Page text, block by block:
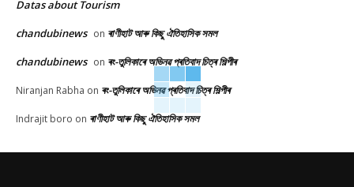
Datas about Tourism
chandubinews on ৰাণীহাট আৰু কিছু ঐতিহাসিক সমল
chandubinews on ৰং-তুলিকাৰে অভিনৱ প্ৰতিবাদ চিত্ৰ শিল্পীৰ
Niranjan Rabha on ৰং-তুলিকাৰে অভিনৱ প্ৰতিবাদ চিত্ৰ শিল্পীৰ
Indrajit boro on ৰাণীহাট আৰু কিছু ঐতিহাসিক সমল